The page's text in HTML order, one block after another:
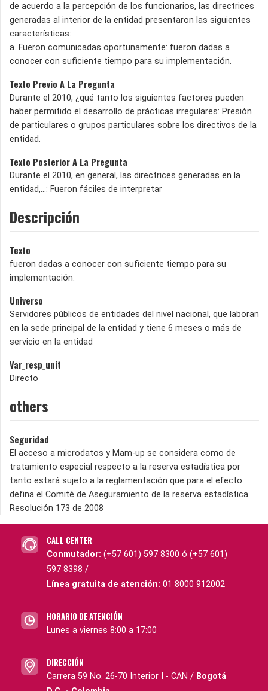
de acuerdo a la percepción de los funcionarios, las directrices
generadas al interior de la entidad presentaron las siguientes
características:
a. Fueron comunicadas oportunamente: fueron dadas a
conocer con suficiente tiempo para su implementación.
Texto Previo A La Pregunta
Durante el 2010, ¿qué tanto los siguientes factores pueden
haber permitido el desarrollo de prácticas irregulares: Presión
de particulares o grupos particulares sobre los directivos de la
entidad.
Texto Posterior A La Pregunta
Durante el 2010, en general, las directrices generadas en la
entidad,…: Fueron fáciles de interpretar
Descripción
Texto
fueron dadas a conocer con suficiente tiempo para su
implementación.
Universo
Servidores públicos de entidades del nivel nacional, que laboran
en la sede principal de la entidad y tiene 6 meses o más de
servicio en la entidad
Var_resp_unit
Directo
others
Seguridad
El acceso a microdatos y Mam-up se considera como de
tratamiento especial respecto a la reserva estadística por
tanto estará sujeto a la reglamentación que para el efecto
defina el Comité de Aseguramiento de la reserva estadística.
Resolución 173 de 2008
CALL CENTER
Conmutador: (+57 601) 597 8300 ó (+57 601)
597 8398 /
Línea gratuita de atención: 01 8000 912002
HORARIO DE ATENCIÓN
Lunes a viernes 8:00 a 17:00
DIRECCIÓN
Carrera 59 No. 26-70 Interior I - CAN / Bogotá